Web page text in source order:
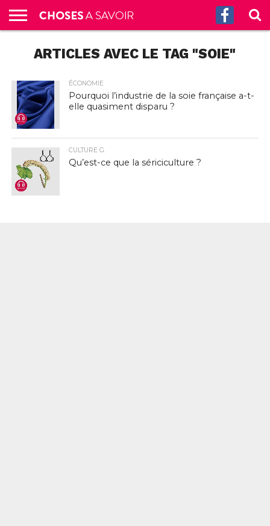
CULTURE
SCIENCES
SANTÉ
HISTOIRE
ÉCONOMIE
INCROYABLE
TECH
AUTRES
S’ABONNER
AUX
CONTACT
PROPOS
ARTICLES AVEC LE TAG "SOIE"
ÉCONOMIE
Pourquoi l’industrie de la soie française a-t-
elle quasiment disparu ?
CULTURE G.
Qu’est-ce que la sériciculture ?